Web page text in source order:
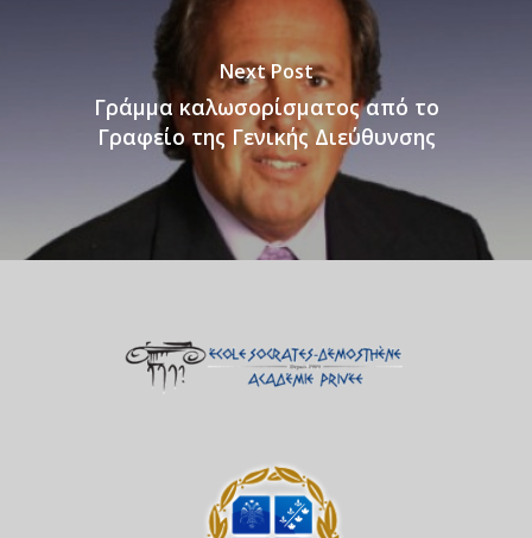
Next Post
Γράμμα καλωσορίσματος από το
Γραφείο της Γενικής Διεύθυνσης